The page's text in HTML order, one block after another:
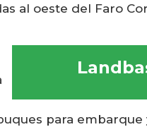
al oeste del Faro
para embarque